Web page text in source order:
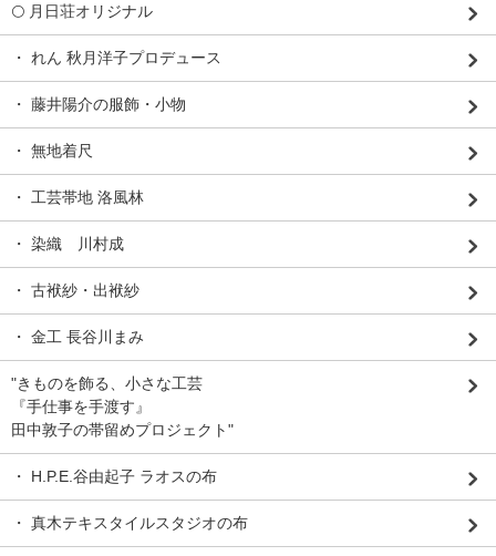
🌕 月日荘オリジナル
・ れん 秋月洋子プロデュース
・ 藤井陽介の服飾・小物
・ 無地着尺
・ 工芸帯地 洛風林
・ 染織 川村成
・ 古袱紗・出袱紗
・ 金工 長谷川まみ
"きものを飾る、小さな工芸
『手仕事を手渡す』
田中敦子の帯留めプロジェクト"
・ H.P.E.谷由起子 ラオスの布
・ 真木テキスタイルスタジオの布